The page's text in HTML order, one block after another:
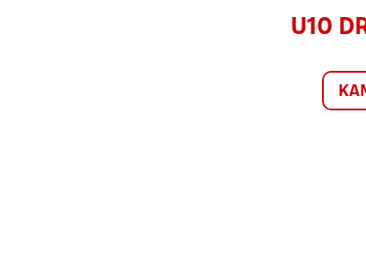
U10